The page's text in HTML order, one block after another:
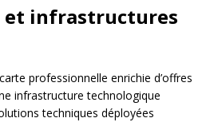
et infrastructures
professionnelle enrichie d’offres
infrastructure technologique
techniques déployées